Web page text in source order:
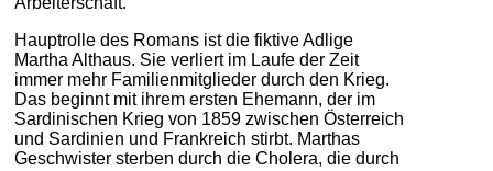
Hauptrolle des Romans ist die fiktive Adlige
Martha Althaus. Sie verliert im Laufe der Zeit
immer mehr Familienmitglieder durch den Krieg.
Das beginnt mit ihrem ersten Ehemann, der im
Sardinischen Krieg von 1859 zwischen Österreich
und Sardinien und Frankreich stirbt. Marthas
Geschwister sterben durch die Cholera, die durch